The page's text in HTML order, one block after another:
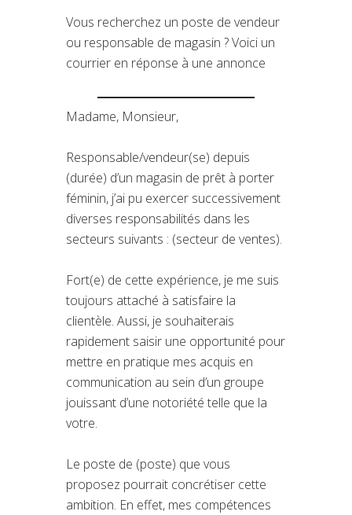
Vous recherchez un poste de vendeur
ou responsable de magasin ? Voici un
courrier en réponse à une annonce
Madame, Monsieur,
Responsable/vendeur(se) depuis
(durée) d’un magasin de prêt à porter
féminin, j’ai pu exercer successivement
diverses responsabilités dans les
secteurs suivants : (secteur de ventes).
Fort(e) de cette expérience, je me suis
toujours attaché à satisfaire la
clientèle. Aussi, je souhaiterais
rapidement saisir une opportunité pour
mettre en pratique mes acquis en
communication au sein d’un groupe
jouissant d’une notoriété telle que la
votre.
Le poste de (poste) que vous
proposez pourrait concrétiser cette
ambition. En effet, mes compétences